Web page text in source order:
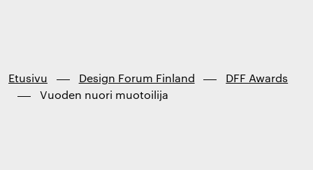
↓
Etusivu Design Forum Finland
DFF Awards
Vuoden nuori muotoilija